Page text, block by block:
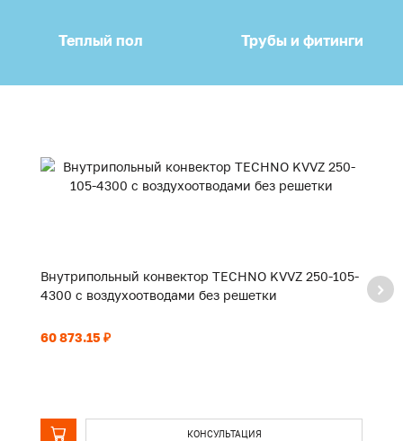
Теплый пол Трубы и фитинги
Внутрипольный конвектор TECHNO KVVZ 250-105-
4300 с воздухоотводами без решетки
60 873.15 ₽
КОНСУЛЬТАЦИЯ